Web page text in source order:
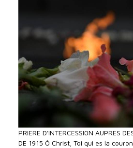
PRIERE D'INTERCESSI0N AUPRES
DE 1915 Ô Christ, Toi qui es la